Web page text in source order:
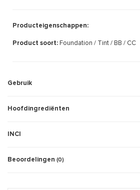
Producteigenschappen:
Product soort: Foundation / Tint / BB / CC
Gebruik
Hoofdingrediënten
INCI
Beoordelingen (0)